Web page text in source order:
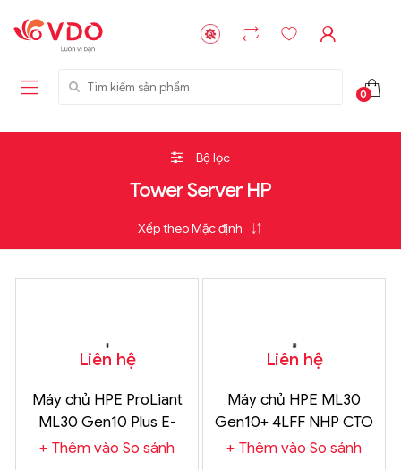
Tìm kiếm sản phẩm
0
Bộ lọc
Tower Server HP
Liên hệ
Máy chủ HPE ProLiant
ML30 Gen10 Plus E-
2314 2.8GHz 4-core 1P
Thêm vào So sánh
Liên hệ
Máy chủ HPE ML30
Gen10+ 4LFF NHP CTO
Svr / Xeon E-2314 FIO
Thêm vào So sánh